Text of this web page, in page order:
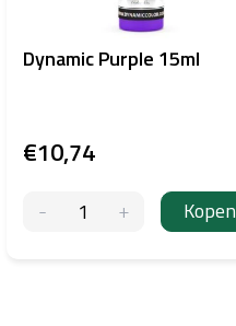
Dynamic Purple 15ml
€10,74
Kopen